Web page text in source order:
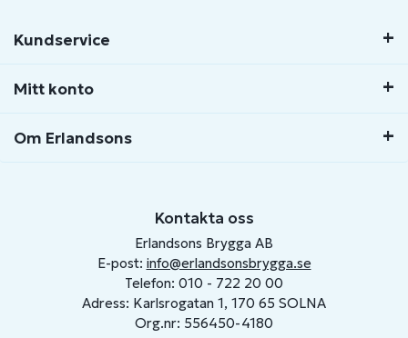
Kundservice
Mitt konto
Om Erlandsons
Kontakta oss
Erlandsons Brygga AB
E-post: info@erlandsonsbrygga.se
Telefon: 010 - 722 20 00
Adress: Karlsrogatan 1, 170 65 SOLNA
Org.nr: 556450-4180